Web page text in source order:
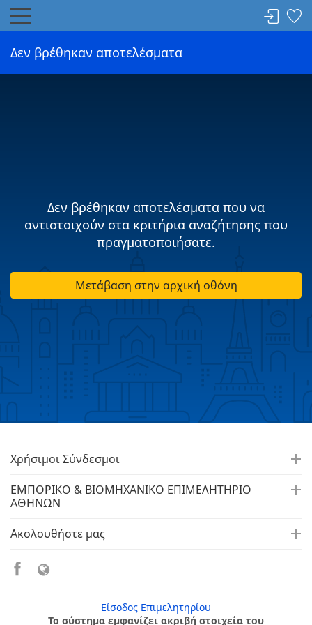
Δεν βρέθηκαν αποτελέσματα
Δεν βρέθηκαν αποτελέσματα που να
αντιστοιχούν στα κριτήρια αναζήτησης που
πραγματοποιήσατε.
Μετάβαση στην αρχική οθόνη
Χρήσιμοι Σύνδεσμοι
ΕΜΠΟΡΙΚΟ & ΒΙΟΜΗΧΑΝΙΚΟ ΕΠΙΜΕΛΗΤΗΡΙΟ
ΑΘΗΝΩΝ
Ακολουθήστε μας
Είσοδος Επιμελητηρίου
Το σύστημα εμφανίζει ακριβή στοιχεία του